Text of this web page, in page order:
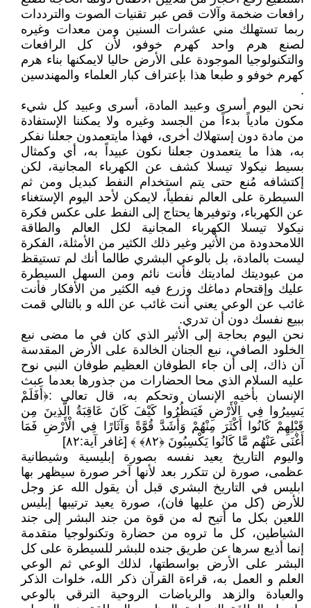
رافعات ضخمة وآلات قص عبر تقنيات الصوت والترددات
ربما تستهلك مني عشرات السنين ومن معدات وغيره
لصنع هرم واحد كهرم خوفو، لأن كل الرافعات
والتكنولوجيا الموجودة على الأرض حاليا لايمكنها بناء هرم
كهرم خوفو و طبعا هذا بإعتراف كبار العلماء والمهندسين
.
نحن اليوم أسرى وعبيد المادة، أسرى وعبيد كل شيء
مكون مادياً بدءاً من الجسد وغيره ولا يمكننا الإستفادة
من مادة دون إستهلاك أخرى، فهذا مايتعمدون جعلنا نفكر
به، هذا ما يتعمدون جعلنا نكون عبيداً به، أي وكمثال
بسيط نيكولا تيسلا كشف عن الكهرباء المجانية، لكن
إكتشافه مُنع حتى يتم استخدام النفط كبديل ومن ثم
السيطرة على العالم نفطياً، لايمكن لأحد اليوم الإستغناء
عن الكهرباء، وتوفيرها يحتاج إلى النفط على عكس فكرة
نيكولا تيسلا الكهرباء المجانية لكل العالم والطاقة
اللامحدودة من الأثير وغير ذلك الكثير من الأمثلة، الفكرة
ليست بالمادة، بل بالوعي البشري طالما أنك لم تستيقظ
من عبوديتك لماديتك فأنت نائم ومن السهل السيطرة
عليك وإقتحام دماغك وزرع فيه الكثير من الأفكار فأنت
غائب عن الوعي يعني أنت غائب عن الله و بالتالي قمت
ببيع نفسك دون أن تدري.
نحن اليوم بحاجة إلى الأثير الذي كان في ما مضى نبع
الخلود الصافي، نبع الجنان الخالدة على الأرض المقدسة
آن ذاك، إلى أن جاء الطوفان العظيم طوفان النبي نوح
عليه السلام الذي محا الحضارات من جذورها بعدما عبث
الإنسان بأخيه الإنسان وتحكم به، قال تعالى :﴿أَفَلَمْ
يَسِيرُوا فِي الْأَرْضِ فَيَنظُرُوا كَيْفَ كَانَ عَاقِبَةُ الَّذِينَ مِن
قَبْلِهِمْ كَانُوا أَكْثَرَ مِنْهُمْ وَأَشَدَّ قُوَّةً وَآثَارًا فِي الْأَرْضِ فَمَا
أَغْنَى عَنْهُم مَّا كَانُوا يَكْسِبُونَ ﴿٨٢﴾ ﴾ [غافر آية:٨٢]
واليوم التاريخ يعيد نفسه بصورة إبليسية وشيطانية
عظمى، صورة لن تتكرر بعد لأنها آخر صورة سيظهر بها
ابليس في التاريخ البشري قبل أن يقول الله عز وجل
للأرض (كل من عليها فان)، صورة يعيد ترتيبها إبليس
اللعين بكل ما أتيح له من قوة من جند البشر إلى جند
الشياطين، كل ما تروه من حضارة وتكنولوجيا متقدمة
إنما أذيع سرها عن طريق جنده للبشر للسيطرة على كل
البشر على الأرض بواسطتها، لذلك الوعي ثم الوعي
العلم و العمل به، قراءة القرآن ذكر الله، خلوات الذكر
والعبادة والزهد والرياضات الروحية الترقي بالوعي